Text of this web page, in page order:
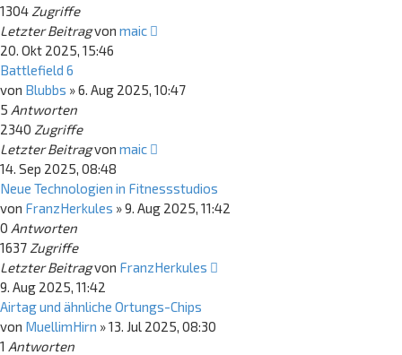
1304 Zugriffe
Letzter Beitragvon maic
20. Okt 2025, 15:46
Battlefield 6
von Blubbs »6. Aug 2025, 10:47
5 Antworten
2340 Zugriffe
Letzter Beitragvon maic
14. Sep 2025, 08:48
Neue Technologien in Fitnessstudios
von FranzHerkules »9. Aug 2025, 11:42
0 Antworten
1637 Zugriffe
Letzter Beitragvon FranzHerkules
9. Aug 2025, 11:42
Airtag und ähnliche Ortungs-Chips
von MuellimHirn »13. Jul 2025, 08:30
1 Antworten